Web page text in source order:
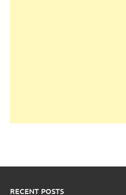
RECENT POSTS